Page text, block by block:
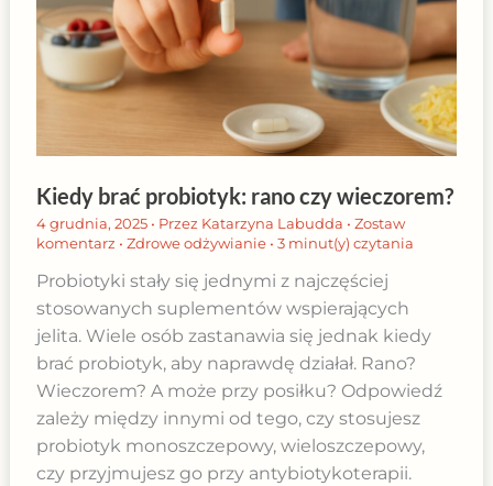
Kiedy brać probiotyk: rano czy wieczorem?
4 grudnia, 2025 • Przez Katarzyna Labudda • Zostaw
komentarz • Zdrowe odżywianie• 3 minut(y) czytania
Probiotyki stały się jednymi z najczęściej
stosowanych suplementów wspierających
jelita. Wiele osób zastanawia się jednak kiedy
brać probiotyk, aby naprawdę działał. Rano?
Wieczorem? A może przy posiłku? Odpowiedź
zależy między innymi od tego, czy stosujesz
probiotyk monoszczepowy, wieloszczepowy,
czy przyjmujesz go przy antybiotykoterapii.